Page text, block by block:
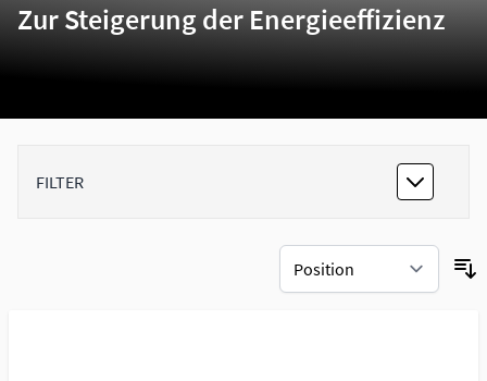
Zur Steigerung der Energieeffizienz
FILTER